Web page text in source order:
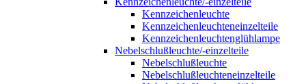
Kennzeichenleuchte
Kennzeichenleuchteneinzelteile
Kennzeichenleuchtenglühlampe
Nebelschlußleuchte/-einzelteile
Nebelschlußleuchte
Nebelschlußleuchteneinzelteile